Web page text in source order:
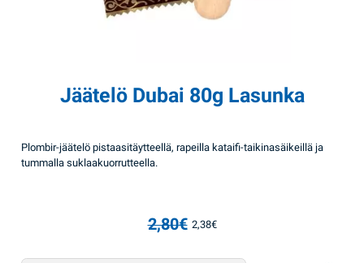
Jäätelö Dubai 80g Lasunka
Plombir-jäätelö pistaasitäytteellä, rapeilla kataifi-taikinasäikeillä ja
tummalla suklaakuorrutteella.
2,80€
Alkuperäinen hinta oli: 2,80€.
2,38€
Nykyinen hinta on: 2,38€.